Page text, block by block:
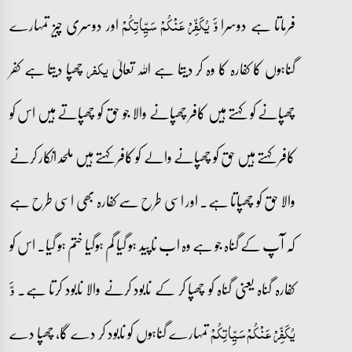
فرماتا ہے دوسراوَّ یُکَفِّرۡ عَنۡکُمۡ سَیِّاٰتِکُمۡاور دوسری چیز تمہارے
گناہوں کا کفارہ کا وہ کر دیتا ہے اللہ تعالیٰیکفرچھپا دیتا ہے کفر
چھپانے کو کہتے ہیں کافر چھپانے والا جو حق کو چھپاتے ہیں اس کو
کافر کہتے ہیں حق کو چھپانے والے کو کافر کہتے ہیں ملحد انکار کرنے
والا حق کو چھپاتا ہے۔ اور اسی طرح سے کفارہ بھی اسی طرح ہے
کہ آپ کے گناہ جو ہے وہ اب ناپید ہو گیا گم ہوگیا ختم ہو گیا۔ اس کو
کفارہ گناہ یعنی گناہ کو چھپا کر کے نابود کرنے والا نابود کرتا ہے۔وَّ
یُکَفِّرۡ عَنۡکُمۡ سَیِّاٰتِکُمۡتمہارے گناہوں کو نابود کر دے گا، چھپا دے